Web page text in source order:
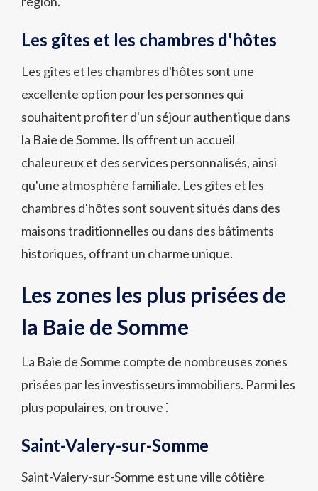
Les gîtes et les chambres d'hôtes
Les gîtes et les chambres d'hôtes sont une
excellente option pour les personnes qui
souhaitent profiter d'un séjour authentique dans
la Baie de Somme. Ils offrent un accueil
chaleureux et des services personnalisés, ainsi
qu'une atmosphère familiale. Les gîtes et les
chambres d'hôtes sont souvent situés dans des
maisons traditionnelles ou dans des bâtiments
historiques, offrant un charme unique.
Les zones les plus prisées de
la Baie de Somme
La Baie de Somme compte de nombreuses zones
prisées par les investisseurs immobiliers. Parmi les
plus populaires, on trouve ⁚
Saint-Valery-sur-Somme
Saint-Valery-sur-Somme est une ville côtière